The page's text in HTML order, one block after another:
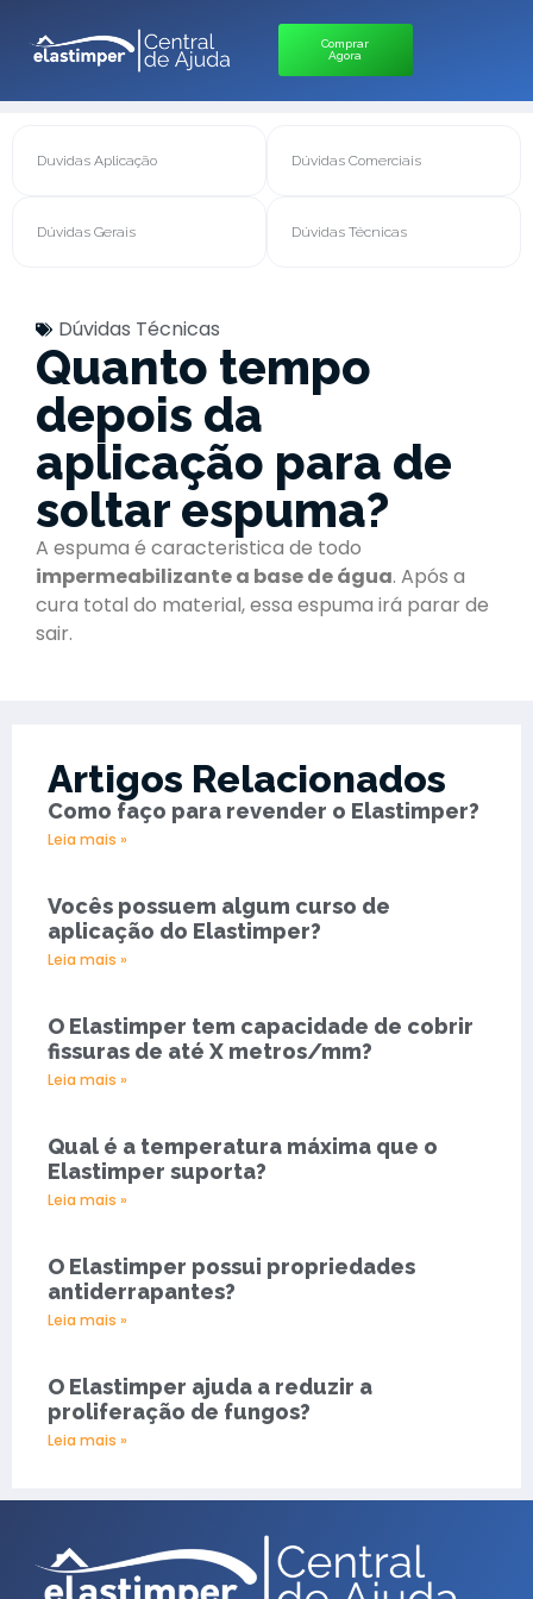
Comprar
Agora
Duvidas Aplicação Dúvidas Comerciais
Dúvidas Gerais Dúvidas Técnicas
Dúvidas Técnicas
Quanto tempo
depois da
aplicação para de
soltar espuma?
A espuma é caracteristica de todo
impermeabilizante a base de água. Após a
cura total do material, essa espuma irá parar de
sair.
Artigos Relacionados
Como faço para revender o Elastimper?
Leia mais »
Vocês possuem algum curso de
aplicação do Elastimper?
Leia mais »
O Elastimper tem capacidade de cobrir
fissuras de até X metros/mm?
Leia mais »
Qual é a temperatura máxima que o
Elastimper suporta?
Leia mais »
O Elastimper possui propriedades
antiderrapantes?
Leia mais »
O Elastimper ajuda a reduzir a
proliferação de fungos?
Leia mais »